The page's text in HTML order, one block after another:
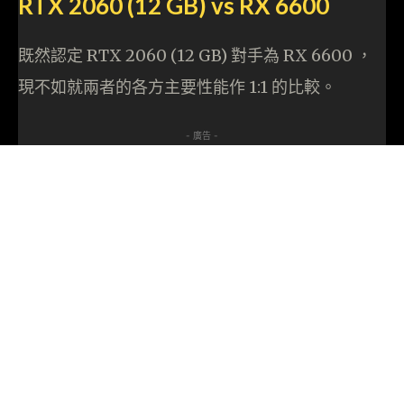
RTX 2060 (12 GB) vs RX 6600
既然認定 RTX 2060 (12 GB) 對手為 RX 6600 ，
現不如就兩者的各方主要性能作 1:1 的比較。
- 廣告 -